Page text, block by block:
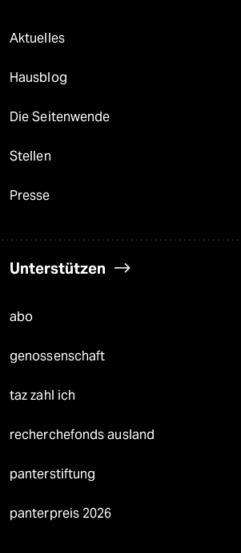
Aktuelles
Hausblog
Die Seitenwende
Stellen
Presse
Unterstützen
abo
genossenschaft
taz zahl ich
recherchefonds ausland
panterstiftung
panterpreis 2026